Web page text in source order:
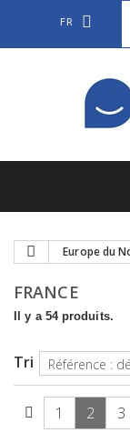
FR
Europe du
FRANCE
Il y a 54 produits.
Tri
1 2 3